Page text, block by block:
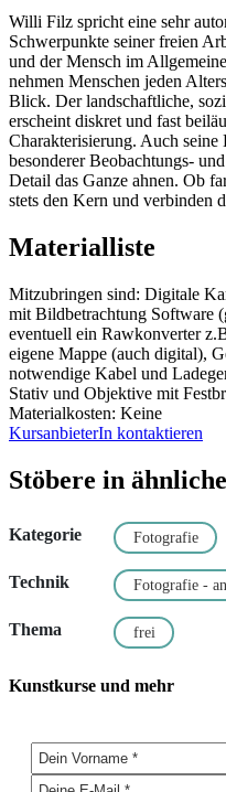
Willi Filz spricht eine sehr
Schwerpunkte seiner freien
und der Mensch im
nehmen Menschen jeden
Blick. Der landschaftliche,
erscheint diskret und fast
Charakterisierung. Auch
besonderer Beobachtungs-
Detail das Ganze ahnen. Ob
stets den Kern und verbinden
Materialliste
Mitzubringen sind: Digitale
mit Bildbetrachtung Software
eventuell ein Rawkonverter
eigene Mappe (auch digital),
notwendige Kabel und
Stativ und Objektive mit
Materialkosten: Keine
KursanbieterIn kontaktieren
Stöbere in
Kategorie Fotografie
Technik Fotografie -
Thema frei
Kunstkurse und mehr